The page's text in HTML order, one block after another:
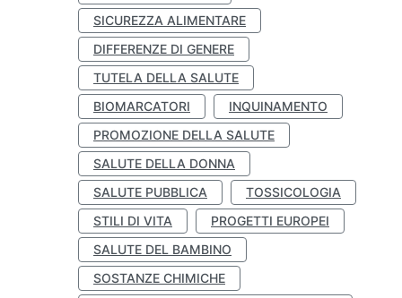
SICUREZZA ALIMENTARE
DIFFERENZE DI GENERE
TUTELA DELLA SALUTE
BIOMARCATORI
INQUINAMENTO
PROMOZIONE DELLA SALUTE
SALUTE DELLA DONNA
SALUTE PUBBLICA
TOSSICOLOGIA
STILI DI VITA
PROGETTI EUROPEI
SALUTE DEL BAMBINO
SOSTANZE CHIMICHE